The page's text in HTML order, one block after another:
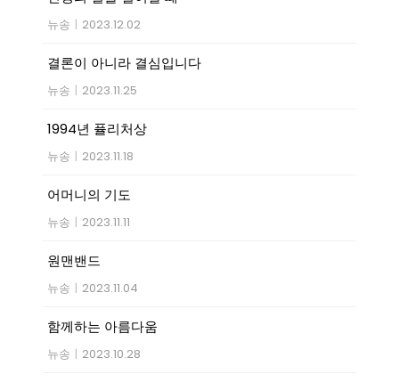
뉴송 | 2023.12.02
결론이 아니라 결심입니다
뉴송 | 2023.11.25
1994년 퓰리처상
뉴송 | 2023.11.18
어머니의 기도
뉴송 | 2023.11.11
원맨밴드
뉴송 | 2023.11.04
함께하는 아름다움
뉴송 | 2023.10.28